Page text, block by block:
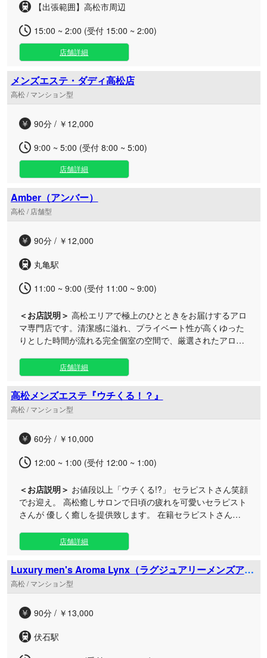
【出張範囲】高松市周辺
15:00 ~ 2:00 (受付 15:00 ~ 2:00)
店舗詳細
メンズエステ・ダディ高松店
高松 / マンション型
90分 / ￥12,000
9:00 ~ 5:00 (受付 8:00 ~ 5:00)
店舗詳細
Amber（アンバー）
高松 / 店舗型
90分 / ￥12,000
丸亀駅
11:00 ~ 9:00 (受付 11:00 ~ 9:00)
＜お店説明＞ 高松エリアで極上のひとときをお届けするアロ
マ専門店です。清潔感に溢れ、プライベート性が高くゆった
りとした時間が流れる完全個室の空間で、厳選されたアロマ
事でお疲れのビジネスマンの方や、日常から離れて静かにリ
フレッシュしたい大人の方に最適な隠れ家サロンです。接客
から技術までクオリティを追求したセラピストによる、オー
ルハンドの丁寧なもみほぐしやリンパマッサージの施術が強
みです。アクセスしやすい駅近くに佇む高松のルームは、お
い時間にも大変利用しやすくなっております。ビジネスホテ
皆様をお迎えいたします。
店舗詳細
高松メンズエステ『ウチくる！？』
高松 / マンション型
60分 / ￥10,000
12:00 ~ 1:00 (受付 12:00 ~ 1:00)
＜お店説明＞ お値段以上「ウチくる!?」 セラピストさん笑顔
でお迎え。 高松癒しサロンで日頃の疲れを可愛いセラピスト
さんが 優しく癒しを提供致します。 在籍セラピストさんが
な・し」精神でお客様ご来店を、 事前ご予約をお待ちしてお
ります。 当店、追加料金は頂きません。 ※お客様ご希望でオ
プションは別途追加料金になります。 ※お問合せ、ご予約時
にご料金を提示致しますので安心、 明朗会計で癒しを体感く
ださい。 領収書の発行もしています。 当店、良質オイルに
出致します。 【当店だけのコース】 ※「まるごとコース」
ス」も増設！大人気コース！ ご予約、ご来店お待ちしており
ます。
店舗詳細
Luxury men's Aroma Lynx（ラグジュアリーメンズアロ
マ リンクス）
高松 / マンション型
90分 / ￥13,000
伏石駅